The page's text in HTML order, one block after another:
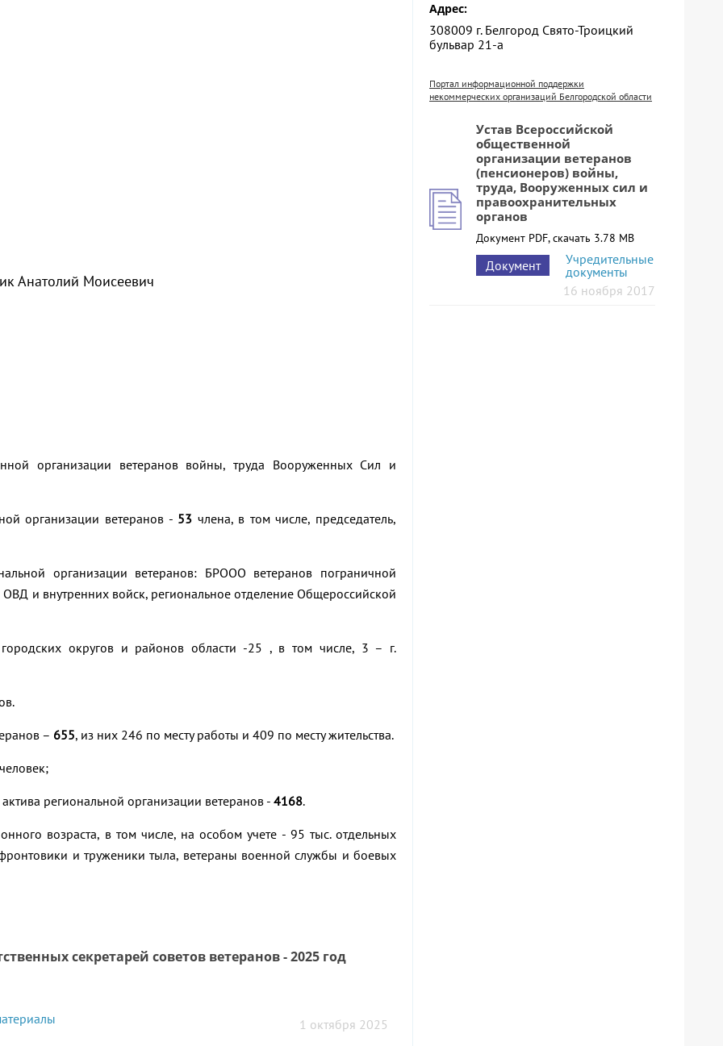
Анатолий Моисеевич
организации ветеранов войны, труда Вооруженных Сил и
организации ветеранов - 53 члена, в том числе, председатель,
организации ветеранов: БРООО ветеранов пограничной
и внутренних войск, региональное отделение Общероссийской
округов и районов области -25 , в том числе, 3 – г.
– 655, из них 246 по месту работы и 409 по месту жительства.
региональной организации ветеранов - 4168.
возраста, в том числе, на особом учете - 95 тыс. отдельных
и труженики тыла, ветераны военной службы и боевых
секретарей советов ветеранов - 2025 год
1 октября 2025
Адрес:
308009 г. Белгород Свято-Троицкий
бульвар 21-а
Портал информационной поддержки
некоммерческих организаций Белгородской области
Устав Всероссийской
общественной
организации ветеранов
(пенсионеров) войны,
труда, Вооруженных сил и
правоохранительных
органов
Документ PDF, скачать 3.78 MB
Документ
Учредительные
документы
16 ноября 2017